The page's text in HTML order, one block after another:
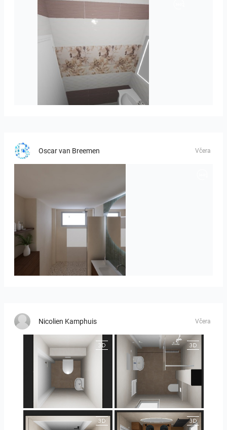
viola_brown-01
Oscar van Breemen Včera
Badkamerhuis
Nicolien Kamphuis Včera
25-5004 bnr. 44 25-5004 bnr. 44